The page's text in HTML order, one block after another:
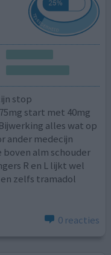
stop
start met 40mg
alles wat op
ander medecijn
alm schouder
R en L lijkt wel
zelfs tramadol
0 reacties